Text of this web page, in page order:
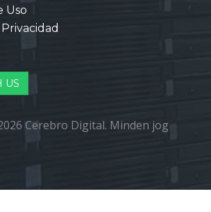
Uso
US
Cerebro Digital. Minden jog